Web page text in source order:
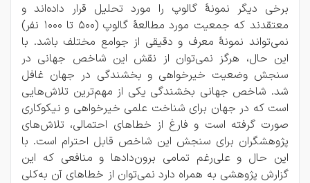
برخی دیگر نمونۀ گالوپ را مورد تحلیل قرار داده‌اند و
معتقدند که جمعیت مورد مطالعۀ گالوپ (500 تا 1000 نفر)
نمی‌تواند نمونۀ معرف و دقیقی از جوامع مختلف باشد. با
این حال، هرگز نمی‌توان از نقش این شاخص جهانی در
سنجش وضعیت خیرخواهی و بخشندگی در جهان غافل
شد. شاخص جهانی بخشندگی یکی از مهم‌ترین تلاش‌هایی
است که در جهان برای شناخت علمی خیرخواهی و نیکوکاری
صورت گرفته است و فارغ از خطاهای احتمالی، تلاش‌های
پژوهشگران برای سنجش این شاخص قابل احترام است. با
این حال و علی‌رغم تمامی برون‌دادها و منافعی که این
گزارش پژوهشی به همراه دارد نمی‌توان از خطاهای آن به‌کلی